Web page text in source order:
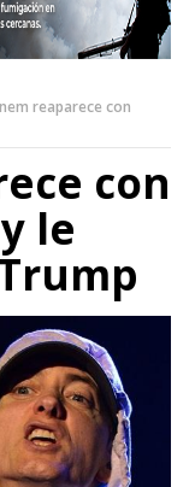
reaparece con
con
le